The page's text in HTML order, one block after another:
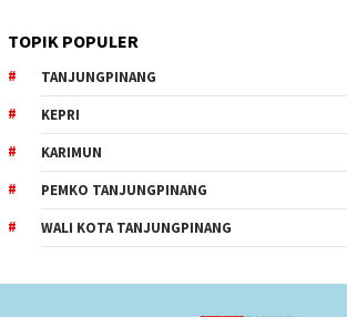
TOPIK POPULER
TANJUNGPINANG
KEPRI
KARIMUN
PEMKO TANJUNGPINANG
WALI KOTA TANJUNGPINANG